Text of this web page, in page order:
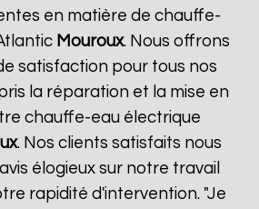
en matière de chauffe-
Mouroux. Nous offrons
satisfaction pour tous nos
la réparation et la mise en
chauffe-eau électrique
. Nos clients satisfaits nous
élogieux sur notre travail
rapidité d'intervention. "Je